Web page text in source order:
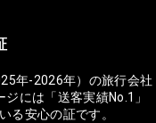
年-2026年）の旅行会社
には「送客実績No.1」
る安心の証です。